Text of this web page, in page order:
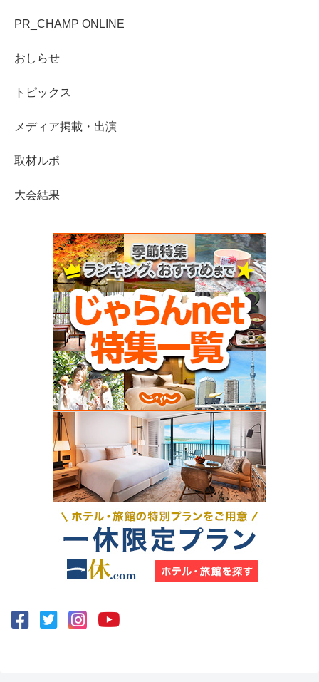
PR_CHAMP ONLINE
おしらせ
トピックス
メディア掲載・出演
取材ルポ
大会結果